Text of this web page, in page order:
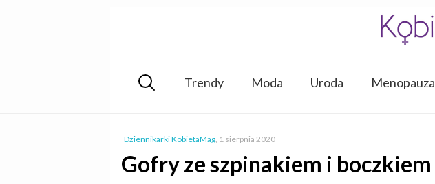
Trendy Moda Uroda Menopauza
Dziennikarki KobietaMag, 1 sierpnia 2020
Gofry ze szpinakiem i boczkiem